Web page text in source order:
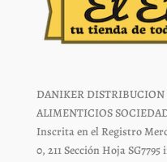
DANIKER DISTRIBUCION
ALIMENTICIOS
Inscrita en el Registro
0, 211 Sección Hoja